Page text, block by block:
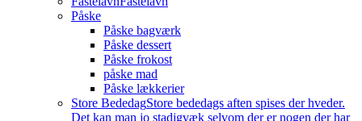
Påske
Påske bagværk
Påske dessert
Påske frokost
påske mad
Påske lækkerier
Store BededagStore bededags aften spises der hveder.
Det kan man jo stadigvæk selvom der er nogen der har